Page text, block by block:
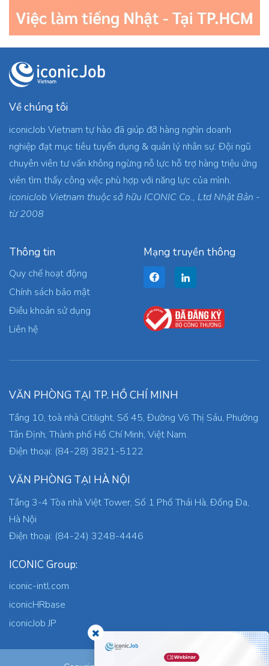
Về chúng tôi
iconicJob Vietnam tự hào đã giúp đỡ hàng nghìn doanh
nghiệp đạt mục tiêu tuyển dụng & quản lý nhân sự. Đội ngũ
chuyên viên tư vấn không ngừng nỗ lực hỗ trợ hàng triệu ứng
viên tìm thấy công việc phù hợp với năng lực của mình.
iconicJob Vietnam thuộc sở hữu ICONIC Co., Ltd Nhật Bản -
từ 2008
Thông tin
Quy chế hoạt động
Chính sách bảo mật
Điều khoản sử dụng
Liên hệ
Mạng truyền thông
VĂN PHÒNG TẠI TP. HỒ CHÍ MINH
Tầng 10, toà nhà Citilight, Số 45, Đường Võ Thị Sáu, Phường
Tân Định, Thành phố Hồ Chí Minh, Việt Nam.
Điện thoại: (84-28) 3821-5122
VĂN PHÒNG TẠI HÀ NỘI
Tầng 3-4 Tòa nhà Việt Tower, Số 1 Phố Thái Hà, Đống Đa,
Hà Nội
Điện thoại: (84-24) 3248-4446
ICONIC Group:
iconic-intl.com
iconicHRbase
iconicJob JP